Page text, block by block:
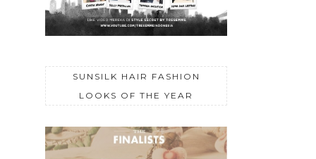
SUNSILK HAIR FASHION
LOOKS OF THE YEAR